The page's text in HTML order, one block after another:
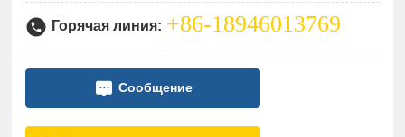
Горячая линия: +86-18946013769
Сообщение